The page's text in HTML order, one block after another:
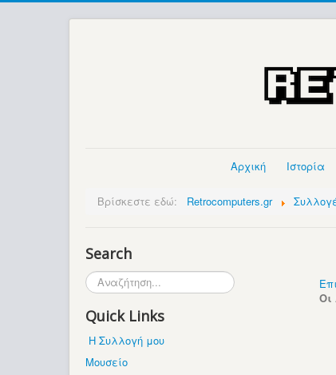
Αρχική Ιστορία
Βρίσκεστε εδώ: Retrocomputers.gr
Search
Αναζήτηση...
Quick Links
Η Συλλογή μου
Μουσείο
Οι